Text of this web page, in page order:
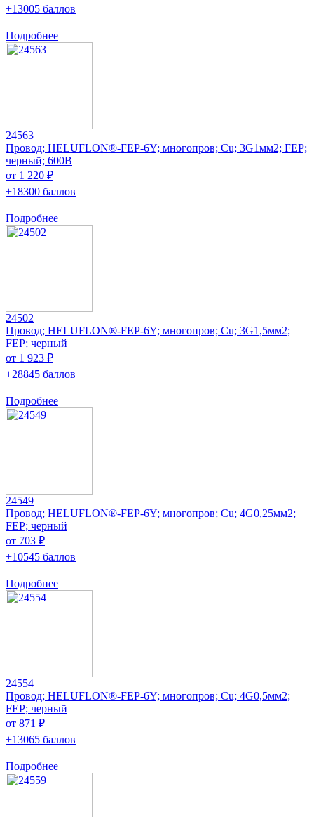
+13005 баллов
Подробнее
24563
Провод; HELUFLON®-FEP-6Y; многопров; Cu; 3G1мм2; FEP;
черный; 600В
от 1 220 ₽
+18300 баллов
Подробнее
24502
Провод; HELUFLON®-FEP-6Y; многопров; Cu; 3G1,5мм2;
FEP; черный
от 1 923 ₽
+28845 баллов
Подробнее
24549
Провод; HELUFLON®-FEP-6Y; многопров; Cu; 4G0,25мм2;
FEP; черный
от 703 ₽
+10545 баллов
Подробнее
24554
Провод; HELUFLON®-FEP-6Y; многопров; Cu; 4G0,5мм2;
FEP; черный
от 871 ₽
+13065 баллов
Подробнее